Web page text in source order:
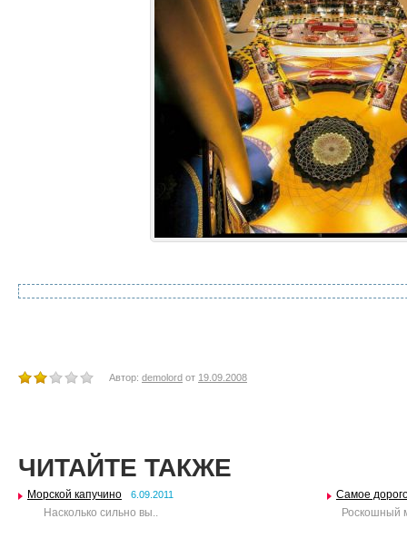
Автор: demolord от 19.09.2008
ЧИТАЙТЕ ТАКЖЕ
Морской капучино 6.09.2011
Насколько сильно вы..
Самое
Роскошный